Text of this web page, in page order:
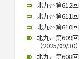
北九州第612
北九州第611
北九州第610
北九州第609回
（2025/09/30）
北九州第608